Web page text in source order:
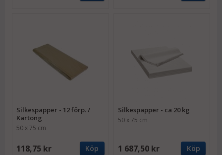
Silkespapper - 12 förp. /
Kartong
50 x 75 cm
118,75 kr Köp
Silkespapper - ca 20 kg
50 x 75 cm
1 687,50 kr Köp